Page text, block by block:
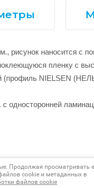
рисунок наносится с
пленку с
(профиль NIELSEN
с односторонней
Продолжая просматривать
cookie и метаданных в
файлов cookie